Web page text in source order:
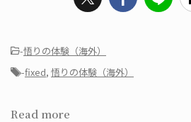
-悟りの体験（海外）
-fixed, 悟りの体験（海外）
Read more